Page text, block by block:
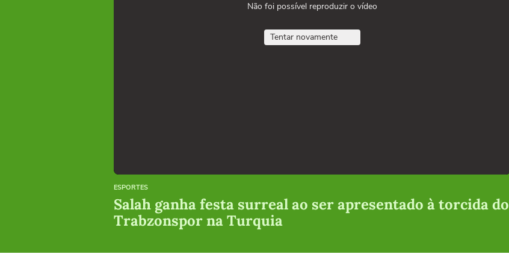
Não foi possível reproduzir o vídeo
Tentar novamente
ESPORTES
Salah ganha festa surreal ao ser apresentado à torcida do
Trabzonspor na Turquia